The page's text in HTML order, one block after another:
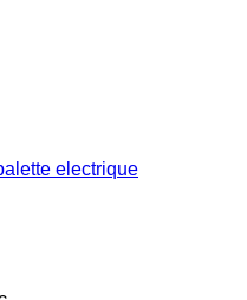
electrique